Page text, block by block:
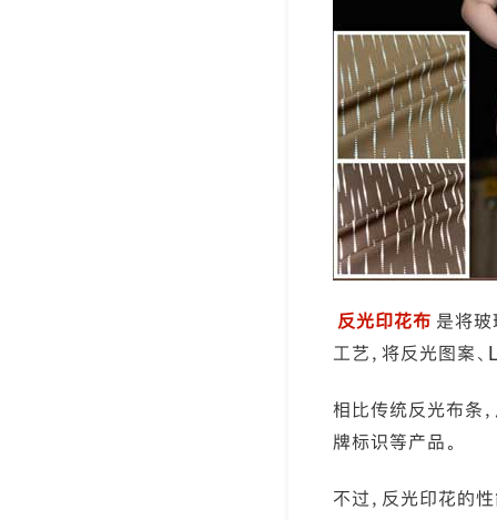
反光印花布 是将玻
工艺，将反光图案
相比传统反光布条
牌标识等产品。
不过，反光印花的